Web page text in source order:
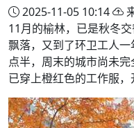
2025-11-05 10:14
11月的榆林，已是秋冬
飘落，又到了环卫工人
点半，周末的城市尚未
已穿上橙红色的工作服，